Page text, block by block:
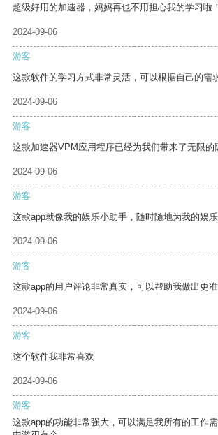
超级好用的加速器，妈妈再也不用担心我的学习啦！
2024-09-06
游客
这款软件的学习方式非常灵活，可以根据自己的需
2024-09-06
游客
这款加速器VPM应用程序已经为我们带来了无限的
2024-09-06
游客
这款app就像我的娱乐小助手，随时随地为我的娱乐
2024-09-06
游客
这款app的用户评论非常真实，可以帮助我做出更准
2024-09-06
游客
这个软件我非常喜欢
2024-09-06
游客
这款app的功能非常强大，可以满足我所有的工作